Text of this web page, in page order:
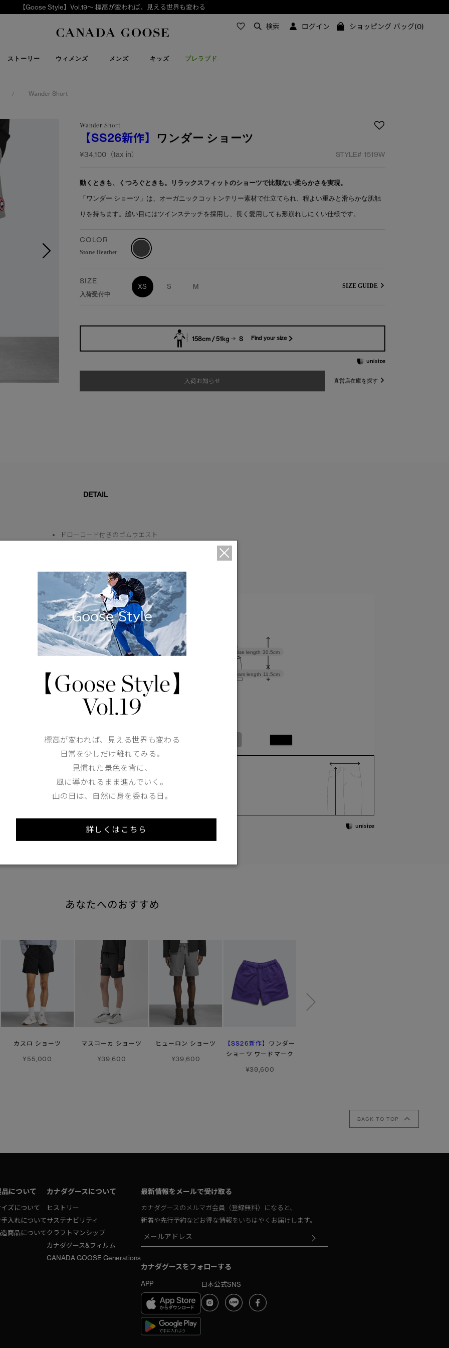
【Goose Style】Vol.19～ 標高が変われば、見える世界も変わる
Canada Goose
ストーリー ウィメンズ メンズ キッズ プレラブド
下取り申請 検索 ログイン ショッピング バッグ(0)
/ Wander Short
Wander Short
【SS26新作】 ワンダー ショーツ
¥34,100（tax in） STYLE# 1519W
動くときも、くつろぐときも。リラックスフィットのショーツで比類ない柔らかさを実現。
「ワンダー ショーツ」は、オーガニックコットンテリー素材で仕立てられ、程よい重みと滑らかな肌触
りを持ちます。縫い目にはツインステッチを採用し、長く愛用しても形崩れしにくい仕様です。
COLOR
Stone Heather
SIZE
入荷受付中
XS S M SIZE GUIDE
158cm / 51kg S Find your size
入荷お知らせ 直営店在庫を探す
DETAIL
ドローコード付きのゴムウエスト
仕様が変更する場合がございます。
Rise length 30.5cm
Inseam length 11.5cm
Thickness of thigh
Hip 102cm
158cm 51kgRecommended
S
Find out more on your body type
あなたへのおすすめ
カスロ ショーツ
¥55,000
マスコーカ ショーツ
¥39,600
ヒューロン ショーツ
¥39,600
【SS26新作】
ワンダー
ショーツ ワードマーク
¥39,600
BACK TO TOP
品について
イズについて
手入れについて
商品について
カナダグースについて
ヒストリー
サステナビリティ
クラフトマンシップ
カナダグース&フィルム
CANADA GOOSE Generations
最新情報をメールで受け取る
カナダグースのメルマガ会員（登録無料）になると、
新着や先行予約などお得な情報をいちはやくお届けします。
カナダグースをフォローする
APP 日本公式SNS
【Goose Style】
Vol.19
標高が変われば、見える世界も変わる
日常を少しだけ離れてみる。
見慣れた景色を背に、
風に導かれるまま進んでいく。
山の日は、自然に身を委ねる日。
詳しくはこちら